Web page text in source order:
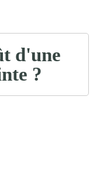
d'une
?